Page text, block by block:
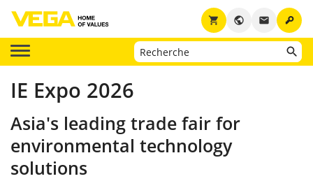
key
email
public
shopping_cart
IE Expo 2026
Asia's leading trade fair for
environmental technology
solutions